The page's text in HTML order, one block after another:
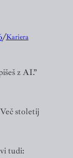
╱Kariera
z AI.”
stoletij
tudi: